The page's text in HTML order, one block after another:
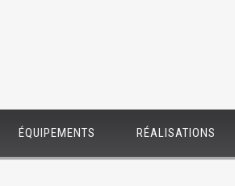
ÉQUIPEMENTS RÉALISATIONS